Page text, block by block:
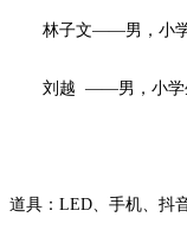
林子文——男，小
刘越 ——男，小学
道具： LED 、手机、抖